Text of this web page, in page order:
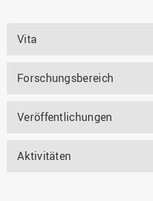
Vita
Forschungsbereich
Veröffentlichungen
Aktivitäten